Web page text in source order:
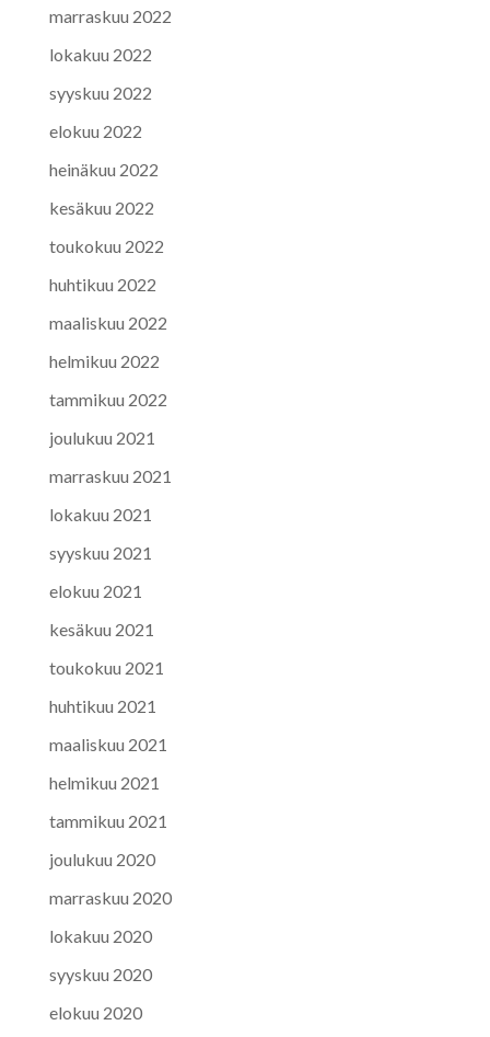
marraskuu 2022
lokakuu 2022
syyskuu 2022
elokuu 2022
heinäkuu 2022
kesäkuu 2022
toukokuu 2022
huhtikuu 2022
maaliskuu 2022
helmikuu 2022
tammikuu 2022
joulukuu 2021
marraskuu 2021
lokakuu 2021
syyskuu 2021
elokuu 2021
kesäkuu 2021
toukokuu 2021
huhtikuu 2021
maaliskuu 2021
helmikuu 2021
tammikuu 2021
joulukuu 2020
marraskuu 2020
lokakuu 2020
syyskuu 2020
elokuu 2020